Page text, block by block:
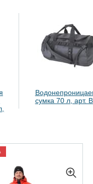
сумка 70 л, арт.